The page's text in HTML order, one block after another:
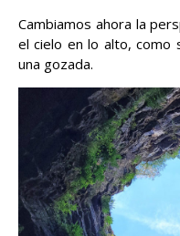
Cambiamos ahora la
el cielo en lo alto, como
una gozada.